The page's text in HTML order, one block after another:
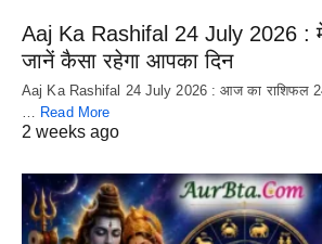
Aaj Ka Rashifal 24 July 2026 :
जानें कैसा रहेगा आपका दिन
Aaj Ka Rashifal 24 July 2026 : आज का राशिफल
Read More
2 weeks ago